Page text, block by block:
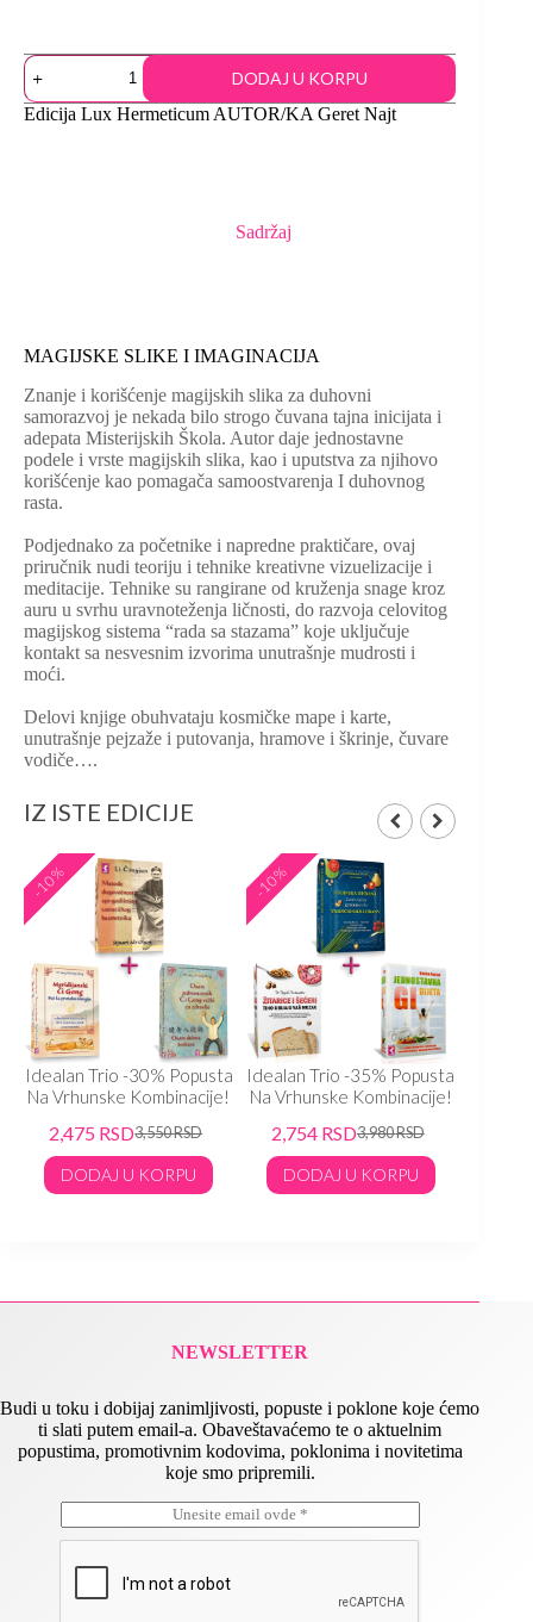
DODAJ U KORPU
Edicija Lux Hermeticum AUTOR/KA Geret Najt
Sadržaj
MAGIJSKE SLIKE I IMAGINACIJA
Znanje i korišćenje magijskih slika za duhovni
samorazvoj je nekada bilo strogo čuvana tajna inicijata i
adepata Misterijskih Škola. Autor daje jednostavne
podele i vrste magijskih slika, kao i uputstva za njihovo
korišćenje kao pomagača samoostvarenja I duhovnog
rasta.
Podjednako za početnike i napredne praktičare, ovaj
priručnik nudi teoriju i tehnike kreativne vizuelizacije i
meditacije. Tehnike su rangirane od kruženja snage kroz
auru u svrhu uravnoteženja ličnosti, do razvoja celovitog
magijskog sistema “rada sa stazama” koje uključuje
kontakt sa nesvesnim izvorima unutrašnje mudrosti i
moći.
Delovi knjige obuhvataju kosmičke mape i karte,
unutrašnje pejzaže i putovanja, hramove i škrinje, čuvare
vodiče….
IZ ISTE EDICIJE
-10%
Idealan Trio -30% Popusta
Na Vrhunske Kombinacije!
3,550RSD
2,475 RSD
DODAJ U KORPU
-10%
Idealan Trio -35% Popusta
Na Vrhunske Kombinacije!
3,980RSD
2,754 RSD
DODAJ U KORPU
NEWSLETTER
Budi u toku i dobijaj zanimljivosti, popuste i poklone koje ćemo
ti slati putem email-a. Obaveštavaćemo te o aktuelnim
popustima, promotivnim kodovima, poklonima i novitetima
koje smo pripremili.
E
m